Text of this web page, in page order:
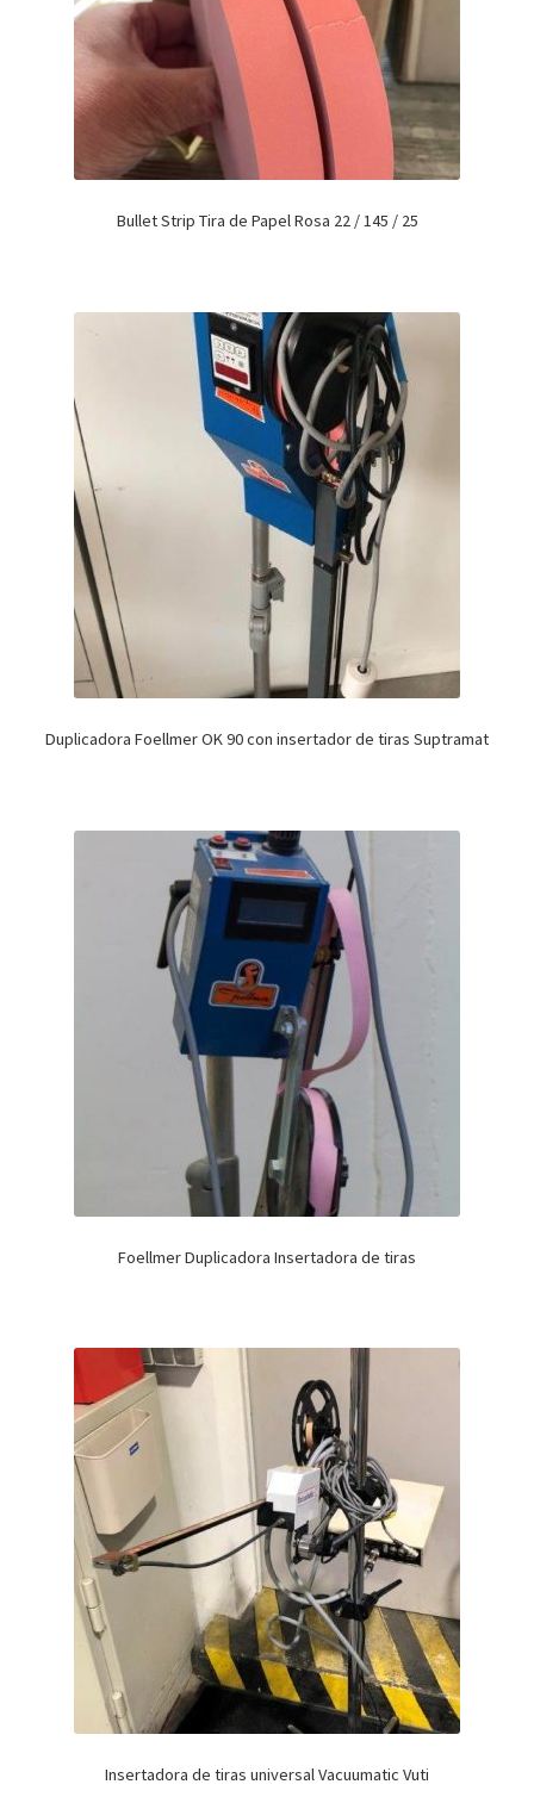
Bullet Strip Tira de Papel Rosa 22 / 145 / 25
Duplicadora Foellmer OK 90 con insertador de tiras Suptramat
Foellmer Duplicadora Insertadora de tiras
Insertadora de tiras universal Vacuumatic Vuti